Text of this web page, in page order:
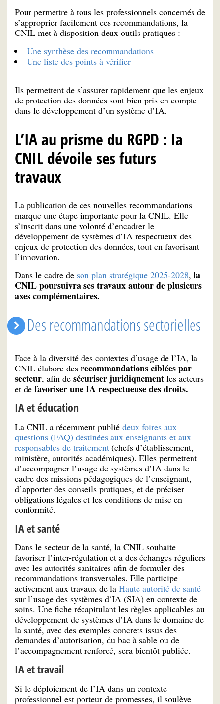
Pour permettre à tous les professionnels concernés de
s’approprier facilement ces recommandations, la
CNIL met à disposition deux outils pratiques :
Une synthèse des recommandations
Une liste des points à vérifier
Ils permettent de s’assurer rapidement que les enjeux
de protection des données sont bien pris en compte
dans le développement d’un système d’IA.
L’IA au prisme du RGPD : la
CNIL dévoile ses futurs
travaux
La publication de ces nouvelles recommandations
marque une étape importante pour la CNIL. Elle
s’inscrit dans une volonté d’encadrer le
développement de systèmes d’IA respectueux des
enjeux de protection des données, tout en favorisant
l’innovation.
Dans le cadre de son plan stratégique 2025-2028, la
CNIL poursuivra ses travaux autour de plusieurs
axes complémentaires.
Des recommandations sectorielles
Face à la diversité des contextes d’usage de l’IA, la
CNIL élabore des recommandations ciblées par
secteur, afin de sécuriser juridiquement les acteurs
et de favoriser une IA respectueuse des droits.
IA et éducation
La CNIL a récemment publié deux foires aux
questions (FAQ) destinées aux enseignants et aux
responsables de traitement (chefs d’établissement,
ministère, autorités académiques). Elles permettent
d’accompagner l’usage de systèmes d’IA dans le
cadre des missions pédagogiques de l’enseignant,
d’apporter des conseils pratiques, et de préciser
obligations légales et les conditions de mise en
conformité.
IA et santé
Dans le secteur de la santé, la CNIL souhaite
favoriser l’inter-régulation et a des échanges réguliers
avec les autorités sanitaires afin de formuler des
recommandations transversales. Elle participe
activement aux travaux de la Haute autorité de santé
sur l’usage des systèmes d’IA (SIA) en contexte de
soins. Une fiche récapitulant les règles applicables au
développement de systèmes d’IA dans le domaine de
la santé, avec des exemples concrets issus des
demandes d’autorisation, du bac à sable ou de
l’accompagnement renforcé, sera bientôt publiée.
IA et travail
Si le déploiement de l’IA dans un contexte
professionnel est porteur de promesses, il soulève